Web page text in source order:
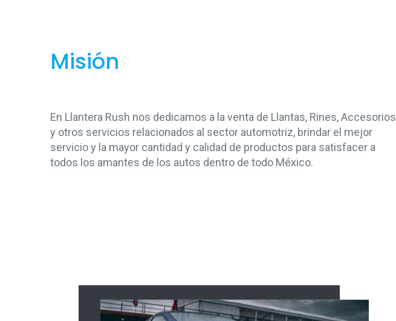
Misión
En Llantera Rush nos dedicamos a la venta de Llantas, Rines, Accesorios
y otros servicios relacionados al sector automotriz, brindar el mejor
servicio y la mayor cantidad y calidad de productos para satisfacer a
todos los amantes de los autos dentro de todo México.